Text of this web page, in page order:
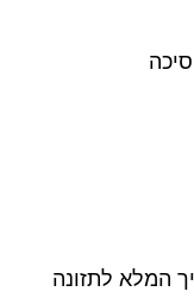
המלא לתזונה